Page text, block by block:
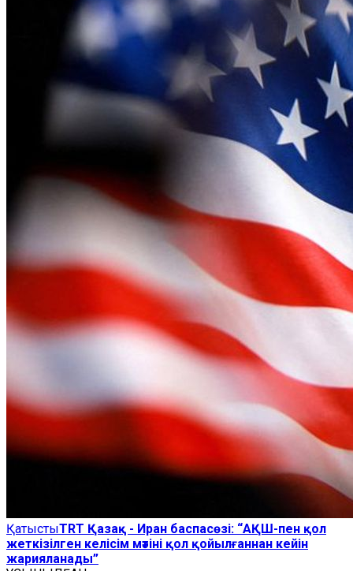
ҚатыстыTRT Қазақ - Иран баспасөзі: “АҚШ-пен қол
жеткізілген келісім мәтіні қол қойылғаннан кейін
жарияланады”